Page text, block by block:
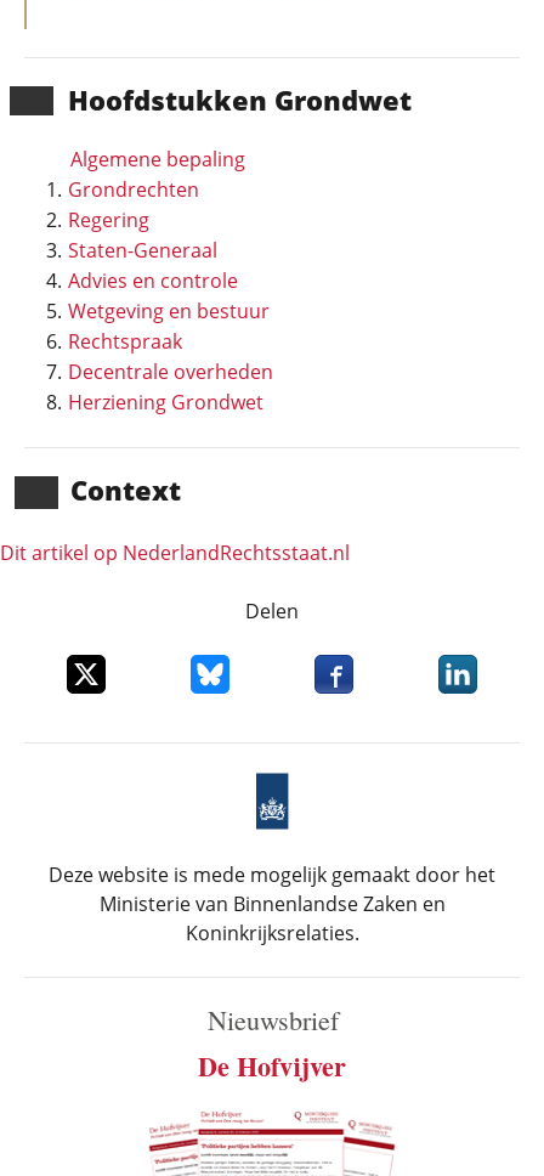
Hoofd­stukken Grondwet
Algemene bepaling
Grondrechten
Regering
Staten-Generaal
Advies en controle
Wetgeving en bestuur
Rechtspraak
Decentrale overheden
Herziening Grondwet
Context
Dit artikel op NederlandRechts­staat.nl
Delen
Deel dit item op XDeel dit item op Bluesky
Deel dit item opDeel dit
Deze website is mede mogelijk gemaakt door het
Ministerie van Binnenlandse Zaken en
Koninkrijksrelaties.
Nieuwsbrief
De Hofvijver